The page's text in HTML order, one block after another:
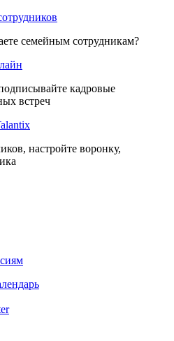
семейным сотрудникам?
кадровые
встреч
настройте воронку,